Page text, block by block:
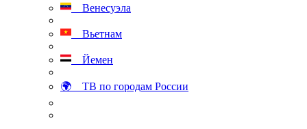
Венесуэла
Вьетнам
Йемен
🌍 ТВ по городам России